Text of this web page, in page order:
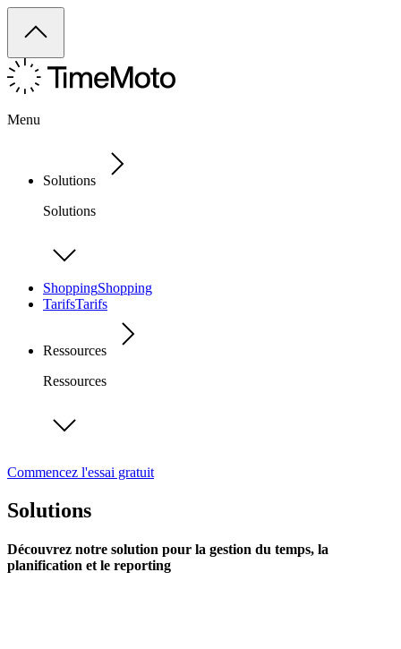
Menu
Solutions
Solutions
ShoppingShopping
TarifsTarifs
Ressources
Ressources
Commencez l'essai gratuit
Solutions
Découvrez notre solution pour la gestion du temps, la
planification et le reporting